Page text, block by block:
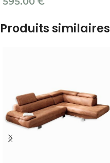
Produits similaires